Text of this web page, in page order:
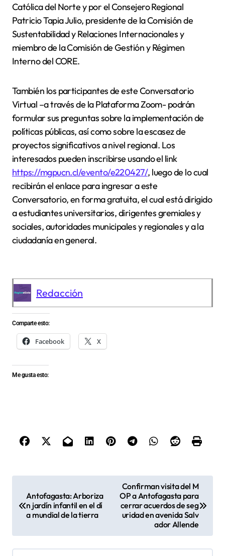
Católica del Norte y por el Consejero Regional
Patricio Tapia Julio, presidente de la Comisión de
Sustentabilidad y Relaciones Internacionales y
miembro de la Comisión de Gestión y Régimen
Interno del CORE.
También los participantes de este Conversatorio
Virtual –a través de la Plataforma Zoom- podrán
formular sus preguntas sobre la implementación de
políticas públicas, así como sobre la escasez de
proyectos significativos a nivel regional. Los
interesados pueden inscribirse usando el link
https://mgpucn.cl/evento/e220427/, luego de lo cual
recibirán el enlace para ingresar a este
Conversatorio, en forma gratuita, el cual está dirigido
a estudiantes universitarios, dirigentes gremiales y
sociales, autoridades municipales y regionales y a la
ciudadanía en general.
Redacción
Comparte esto:
Facebook X
Me gusta esto:
e
g
Antofagasta: Arboriza
n jardín infantil en el dí
a mundial de la tierra
Confirman visita del M
OP a Antofagasta para
cerrar acuerdos de seg
uridad en avenida Salv
ador Allende